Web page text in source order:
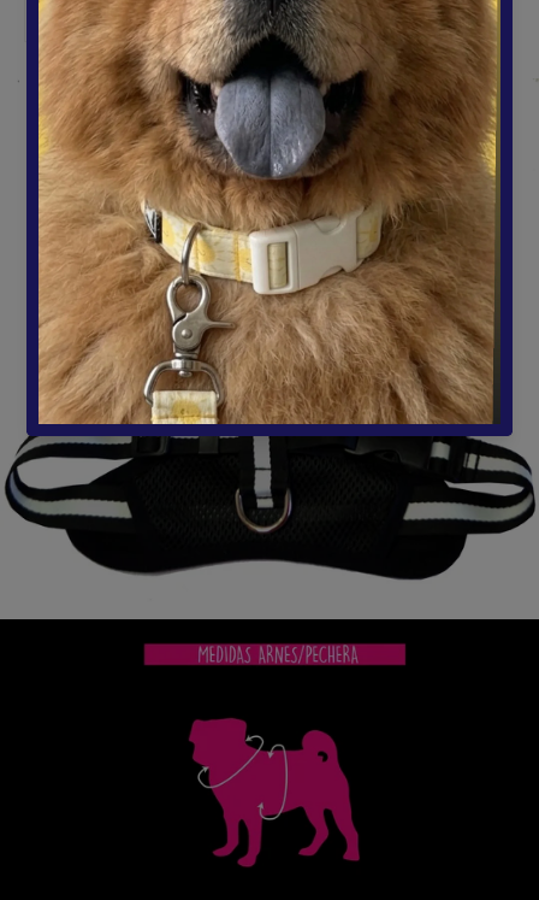
CompartirCompartir
en
Facebook
TuitearTuitear
en
Twitter
Hacer pinPinear
en
Pinterest